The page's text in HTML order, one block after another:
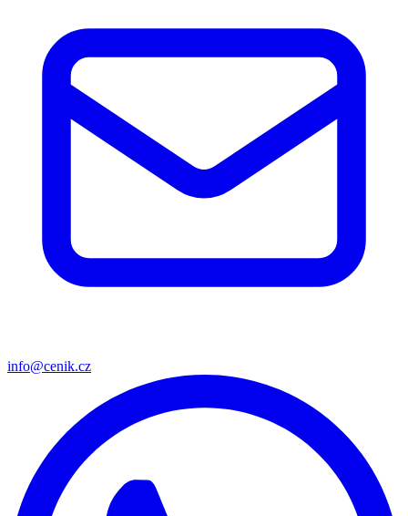
info@cenik.cz